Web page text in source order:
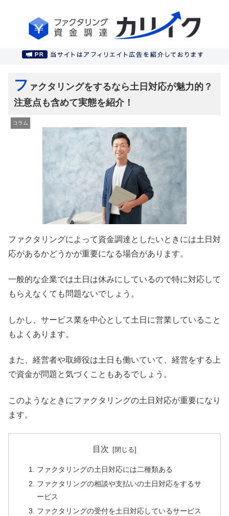
フ ァクタリングをするなら土日対応が魅力的？
注意点も含めて実態を紹介！
コラム
ファクタリングによって資金調達としたいときには土日対
応があるかどうかが重要になる場合があります。
一般的な企業では土日は休みにしているので特に対応して
もらえなくても問題ないでしょう。
しかし、サービス業を中心として土日に営業していること
もよくあります。
また、経営者や取締役は土日も働いていて、経営をする上
で資金が問題と気づくこともあるでしょう。
このようなときにファクタリングの土日対応が重要になり
ます。
目次
ファクタリングの土日対応には二種類ある
ファクタリングの相談や支払いの土日対応をするサ
ービス
ファクタリングの受付を土日対応しているサービス